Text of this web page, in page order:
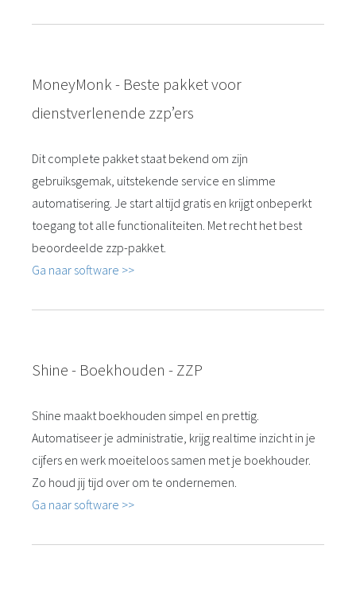
MoneyMonk - Beste pakket voor
dienstverlenende zzp’ers
Dit complete pakket staat bekend om zijn
gebruiksgemak, uitstekende service en slimme
automatisering. Je start altijd gratis en krijgt onbeperkt
toegang tot alle functionaliteiten. Met recht het best
beoordeelde zzp-pakket.
Ga naar software >>
Shine - Boekhouden - ZZP
Shine maakt boekhouden simpel en prettig.
Automatiseer je administratie, krijg realtime inzicht in je
cijfers en werk moeiteloos samen met je boekhouder.
Zo houd jij tijd over om te ondernemen.
Ga naar software >>